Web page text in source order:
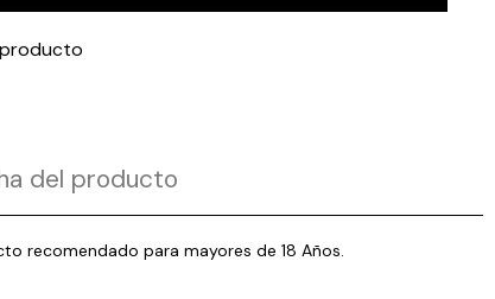
del producto
recomendado para mayores de 18 Años.